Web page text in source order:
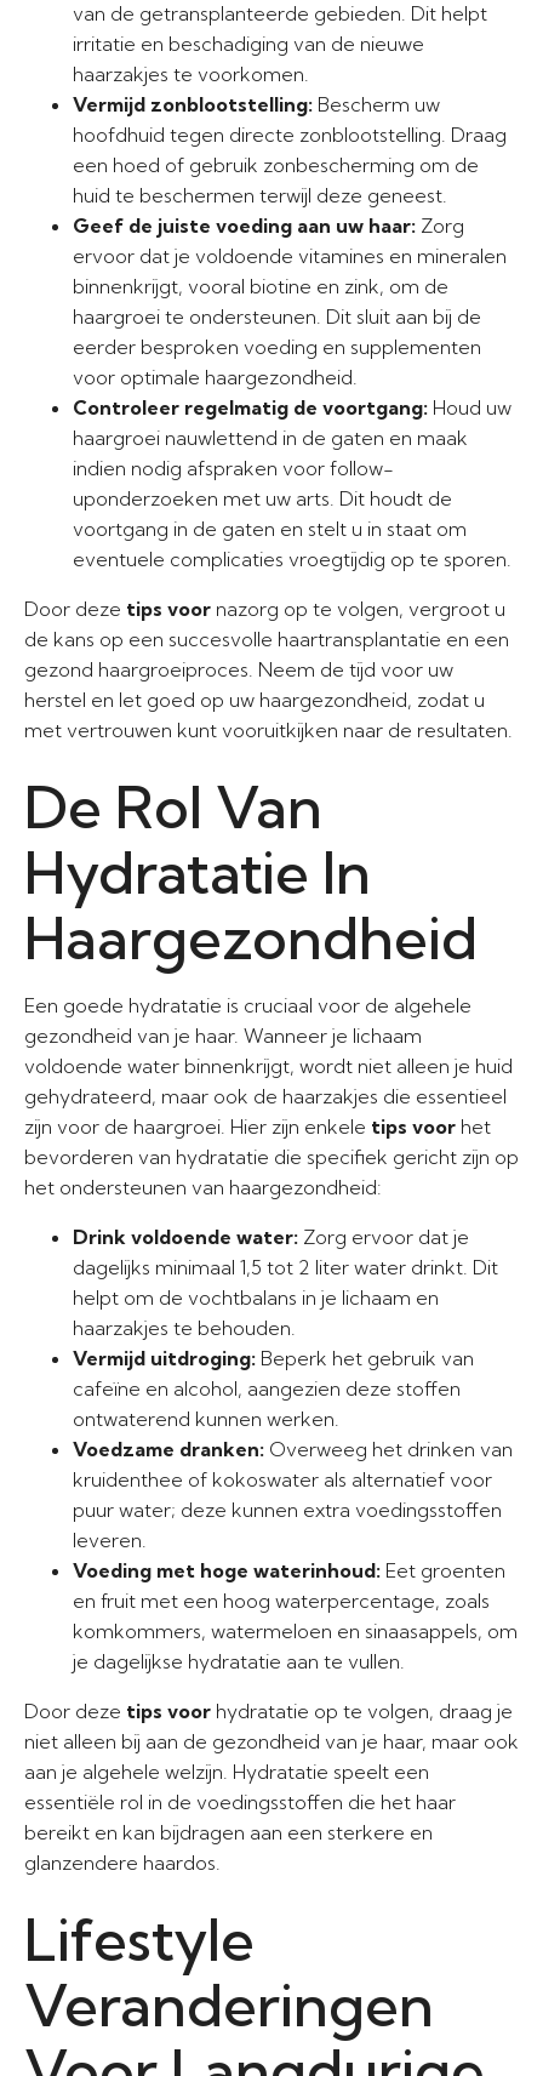
van de getransplanteerde gebieden. Dit helpt
irritatie en beschadiging van de nieuwe
haarzakjes te voorkomen.
Vermijd zonblootstelling: Bescherm uw
hoofdhuid tegen directe zonblootstelling. Draag
een hoed of gebruik zonbescherming om de
huid te beschermen terwijl deze geneest.
Geef de juiste voeding aan uw haar: Zorg
ervoor dat je voldoende vitamines en mineralen
binnenkrijgt, vooral biotine en zink, om de
haargroei te ondersteunen. Dit sluit aan bij de
eerder besproken voeding en supplementen
voor optimale haargezondheid.
Controleer regelmatig de voortgang: Houd uw
haargroei nauwlettend in de gaten en maak
indien nodig afspraken voor follow-
uponderzoeken met uw arts. Dit houdt de
voortgang in de gaten en stelt u in staat om
eventuele complicaties vroegtijdig op te sporen.
Door deze tips voor nazorg op te volgen, vergroot u
de kans op een succesvolle haartransplantatie en een
gezond haargroeiproces. Neem de tijd voor uw
herstel en let goed op uw haargezondheid, zodat u
met vertrouwen kunt vooruitkijken naar de resultaten.
De Rol Van
Hydratatie In
Haargezondheid
Een goede hydratatie is cruciaal voor de algehele
gezondheid van je haar. Wanneer je lichaam
voldoende water binnenkrijgt, wordt niet alleen je huid
gehydrateerd, maar ook de haarzakjes die essentieel
zijn voor de haargroei. Hier zijn enkele tips voor het
bevorderen van hydratatie die specifiek gericht zijn op
het ondersteunen van haargezondheid:
Drink voldoende water: Zorg ervoor dat je
dagelijks minimaal 1,5 tot 2 liter water drinkt. Dit
helpt om de vochtbalans in je lichaam en
haarzakjes te behouden.
Vermijd uitdroging: Beperk het gebruik van
cafeïne en alcohol, aangezien deze stoffen
ontwaterend kunnen werken.
Voedzame dranken: Overweeg het drinken van
kruidenthee of kokoswater als alternatief voor
puur water; deze kunnen extra voedingsstoffen
leveren.
Voeding met hoge waterinhoud: Eet groenten
en fruit met een hoog waterpercentage, zoals
komkommers, watermeloen en sinaasappels, om
je dagelijkse hydratatie aan te vullen.
Door deze tips voor hydratatie op te volgen, draag je
niet alleen bij aan de gezondheid van je haar, maar ook
aan je algehele welzijn. Hydratatie speelt een
essentiële rol in de voedingsstoffen die het haar
bereikt en kan bijdragen aan een sterkere en
glanzendere haardos.
Lifestyle
Veranderingen